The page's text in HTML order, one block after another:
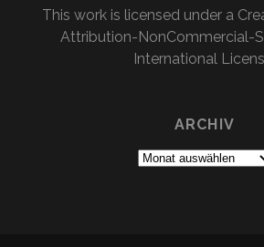
This work is licensed under a
Attribution-NonCommercial-
International
ARCHIV
Archiv